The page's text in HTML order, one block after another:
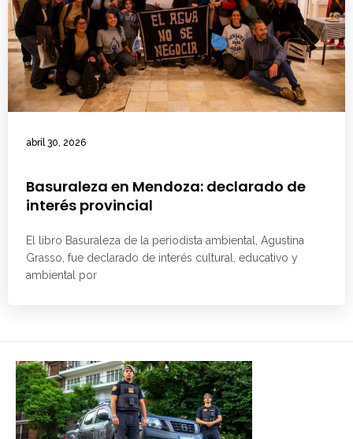
abril 30, 2026
Basuraleza en Mendoza: declarado de
interés provincial
El libro Basuraleza de la periodista ambiental, Agustina
Grasso, fue declarado de interés cultural, educativo y
ambiental por